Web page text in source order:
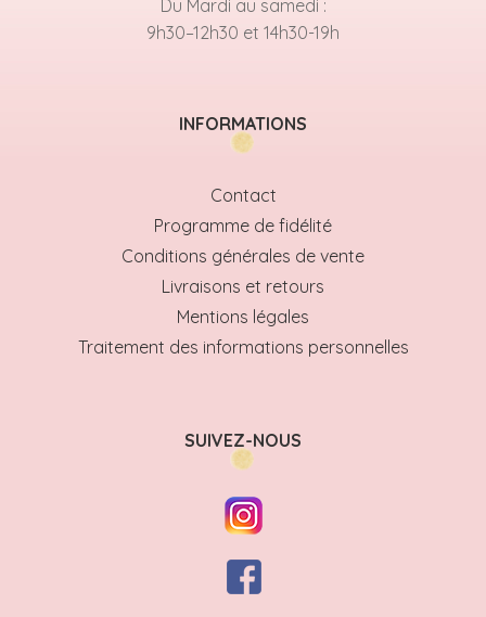
Du Mardi au samedi :
9h30–12h30 et 14h30-19h
INFORMATIONS
Contact
Programme de fidélité
Conditions générales de vente
Livraisons et retours
Mentions légales
Traitement des informations personnelles
SUIVEZ-NOUS